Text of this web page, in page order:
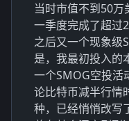
当时市值不到50
一季度完成了超过
之后又一个现象级
是，我最初投入的
一个SMOG空投活
论比特币减半行情
种，已经悄悄改